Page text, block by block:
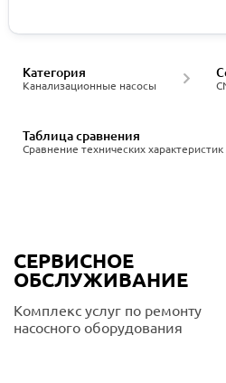
Канализационные насосы
Категория
Сравнение технических
Таблица сравнения
СЕРВИСНОЕ
ОБСЛУЖИВАНИЕ
Комплекс услуг по ремонту
насосного оборудования